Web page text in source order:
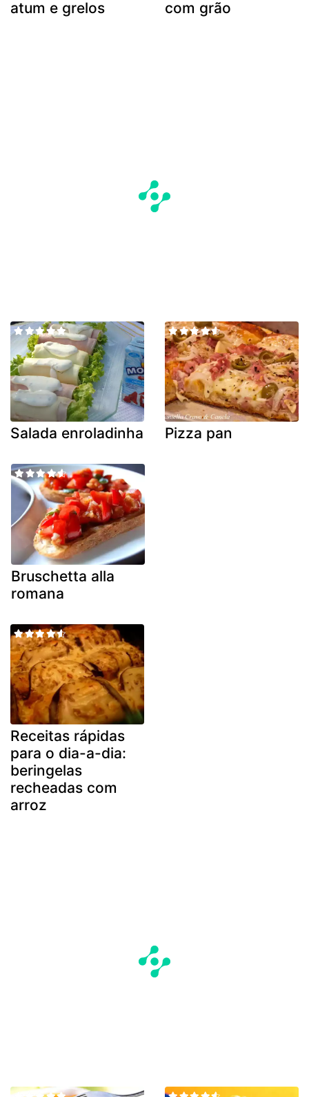
atum e grelos com grão
Salada enroladinha Pizza pan
Bruschetta alla
romana
Receitas rápidas
para o dia-a-dia:
beringelas
recheadas com
arroz